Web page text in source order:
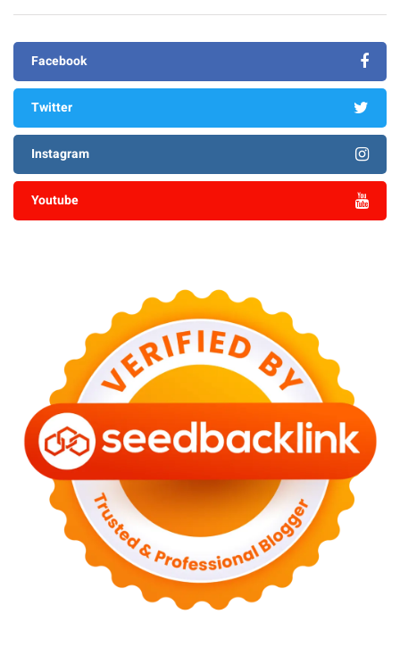
Facebook
Twitter
Instagram
Youtube